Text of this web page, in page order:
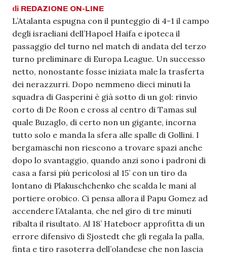
di REDAZIONE ON-LINE
L’Atalanta espugna con il punteggio di 4-1 il campo
degli israeliani dell’Hapoel Haifa e ipoteca il
passaggio del turno nel match di andata del terzo
turno preliminare di Europa League. Un successo
netto, nonostante fosse iniziata male la trasferta
dei nerazzurri. Dopo nemmeno dieci minuti la
squadra di Gasperini è già sotto di un gol: rinvio
corto di De Roon e cross al centro di Tamas sul
quale Buzaglo, di certo non un gigante, incorna
tutto solo e manda la sfera alle spalle di Gollini. I
bergamaschi non riescono a trovare spazi anche
dopo lo svantaggio, quando anzi sono i padroni di
casa a farsi più pericolosi al 15’ con un tiro da
lontano di Plakuschchenko che scalda le mani al
portiere orobico. Ci pensa allora il Papu Gomez ad
accendere l’Atalanta, che nel giro di tre minuti
ribalta il risultato. Al 18’ Hateboer approfitta di un
errore difensivo di Sjostedt che gli regala la palla,
finta e tiro rasoterra dell’olandese che non lascia